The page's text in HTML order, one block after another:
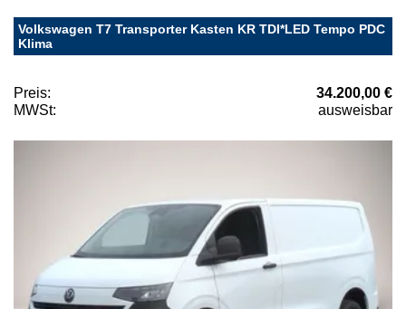
Volkswagen T7 Transporter Kasten KR TDI*LED Tempo PDC
Klima
Preis:
34.200,00 €
MWSt:
ausweisbar